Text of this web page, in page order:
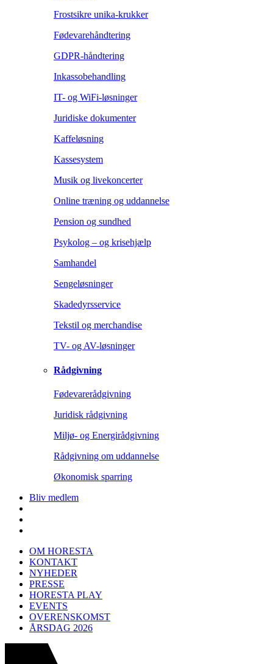
Frostsikre unika-krukker
Fødevarehåndtering
GDPR-håndtering
Inkassobehandling
IT- og WiFi-løsninger
Juridiske dokumenter
Kaffeløsning
Kassesystem
Musik og livekoncerter
Online træning og uddannelse
Pension og sundhed
Psykolog – og krisehjælp
Samhandel
Sengeløsninger
Skadedyrsservice
Tekstil og merchandise
TV- og AV-løsninger
Rådgivning
Fødevarerådgivning
Juridisk rådgivning
Miljø- og Energirådgivning
Rådgivning om uddannelse
Økonomisk sparring
Bliv medlem
OM HORESTA
KONTAKT
NYHEDER
PRESSE
HORESTA PLAY
EVENTS
OVERENSKOMST
ÅRSDAG 2026